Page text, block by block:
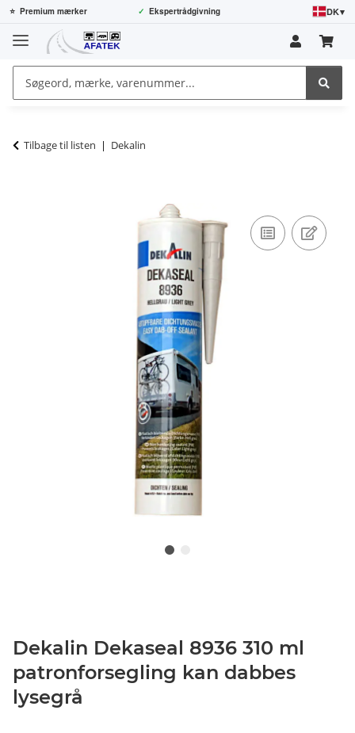
⭐ Premium mærker ✓ Ekspertrådgivning DK▾
Tilbage til listen Dekalin
Dekalin Dekaseal 8936 310 ml
patronforsegling kan dabbes
lysegrå